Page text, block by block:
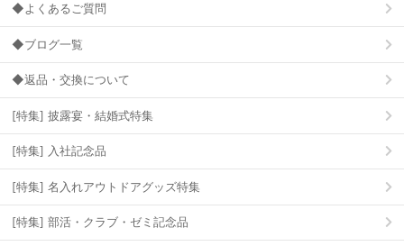
◆よくあるご質問
◆ブログ一覧
◆返品・交換について
[特集] 披露宴・結婚式特集
[特集] 入社記念品
[特集] 名入れアウトドアグッズ特集
[特集] 部活・クラブ・ゼミ記念品